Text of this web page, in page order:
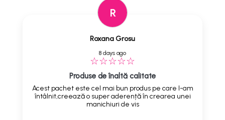
R
Roxana Grosu
8 days ago
Produse de înaltă calitate
Acest pachet este cel mai bun produs pe care l-am
întâlnit,creează o super aderență în crearea unei
manichiuri de vis